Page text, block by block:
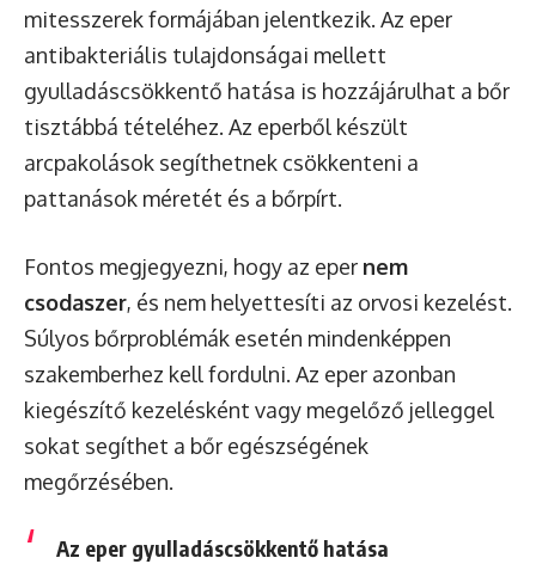
mitesszerek formájában jelentkezik. Az eper
antibakteriális tulajdonságai mellett
gyulladáscsökkentő hatása is hozzájárulhat a bőr
tisztábbá tételéhez. Az eperből készült
arcpakolások segíthetnek csökkenteni a
pattanások méretét és a bőrpírt.
Fontos megjegyezni, hogy az eper nem
csodaszer, és nem helyettesíti az orvosi kezelést.
Súlyos bőrproblémák esetén mindenképpen
szakemberhez kell fordulni. Az eper azonban
kiegészítő kezelésként vagy megelőző jelleggel
sokat segíthet a bőr egészségének
megőrzésében.
Az eper gyulladáscsökkentő hatása